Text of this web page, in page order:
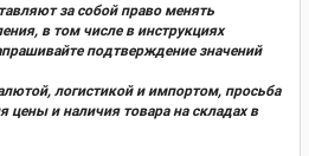
за собой право менять
в том числе в инструкциях
подтверждение значений
логистикой и импортом, просьба
цены и наличия товара на складах в